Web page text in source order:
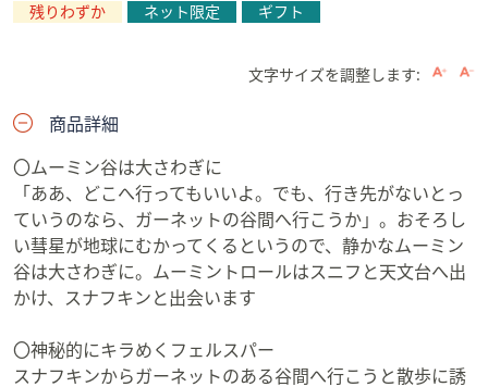
残りわずか ネット限定 ギフト
文字サイズを調整します:
商品詳細
〇ムーミン谷は大さわぎに
「ああ、どこへ行ってもいいよ。でも、行き先がないとっ
ていうのなら、ガーネットの谷間へ行こうか」。おそろし
い彗星が地球にむかってくるというので、静かなムーミン
谷は大さわぎに。ムーミントロールはスニフと天文台へ出
かけ、スナフキンと出会います
〇神秘的にキラめくフェルスパー
スナフキンからガーネットのある谷間へ行こうと散歩に誘